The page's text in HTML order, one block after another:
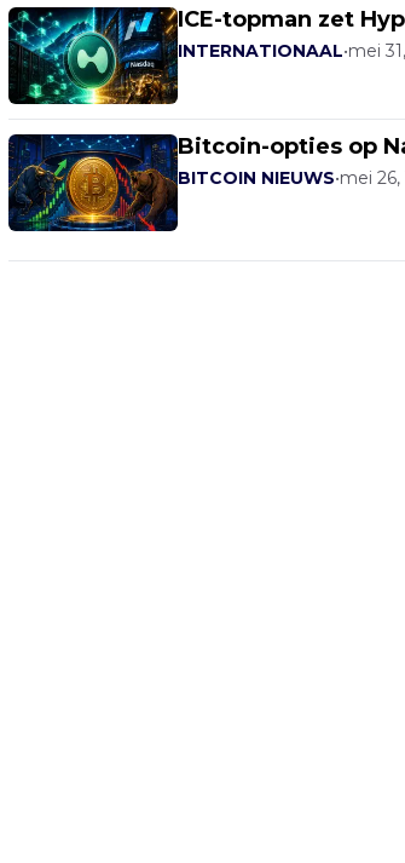
ICE-topman zet
INTERNATIONAAL•mei
Bitcoin-opties op
BITCOIN NIEUWS•mei 26,